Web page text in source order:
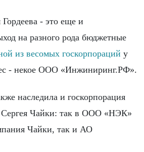
- это еще и
на разного рода бюджетные
из весомых госкорпораций у
- некое ООО «Инжиниринг.РФ».
наследила и госкорпорация
Сергея Чайки: так в ООО «НЭК»
Чайки, так и АО